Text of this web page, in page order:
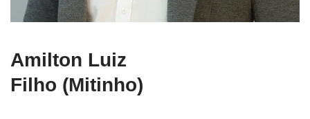
Amilton Luiz
Filho (Mitinho)